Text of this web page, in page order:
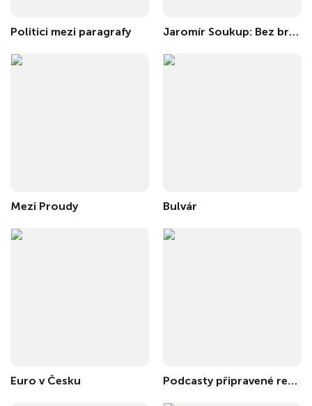
Politici mezi paragrafy Jaromír Soukup: Bez brzdy
Mezi Proudy Bulvár
Euro v Česku Podcasty připravené redakcí časopisu !Argument